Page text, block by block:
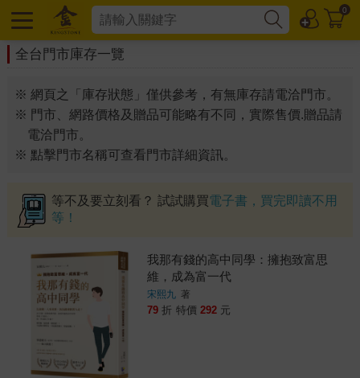
0
全台門市庫存一覽
※ 網頁之「庫存狀態」僅供參考，有無庫存請電洽門市。
※ 門市、網路價格及贈品可能略有不同，實際售價.贈品請
電洽門市。
※ 點擊門市名稱可查看門市詳細資訊。
等不及要立刻看？ 試試購買電子書，買完即讀不用
等！
我那有錢的高中同學：擁抱致富思
維，成為富一代
宋熙九 著
79 折 特價 292 元